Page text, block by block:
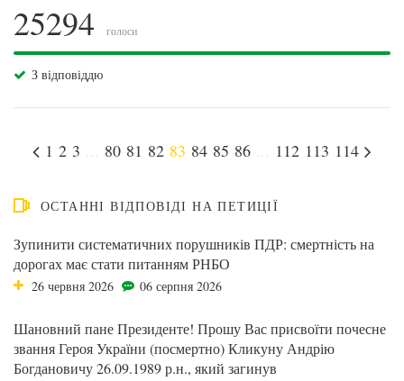
25294 голоси
З відповіддю
1 2 3 80 81 82 83 84 85 86 112 113 114
ОСТАННІ ВІДПОВІДІ НА ПЕТИЦІЇ
Зупинити систематичних порушників ПДР: смертність на
дорогах має стати питанням РНБО
26 червня 2026 06 серпня 2026
Шановний пане Президенте! Прошу Вас присвоїти почесне
звання Героя України (посмертно) Кликуну Андрію
Богдановичу 26.09.1989 р.н., який загинув